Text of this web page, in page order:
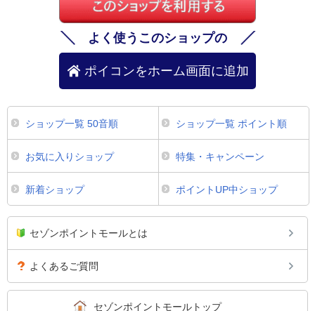
よく使うこのショップの
ポイコンをホーム画面に追加
ショップ一覧 50音順 ショップ一覧 ポイント順
お気に入りショップ 特集・キャンペーン
新着ショップ ポイントUP中ショップ
セゾンポイントモールとは
よくあるご質問
セゾンポイントモールトップ